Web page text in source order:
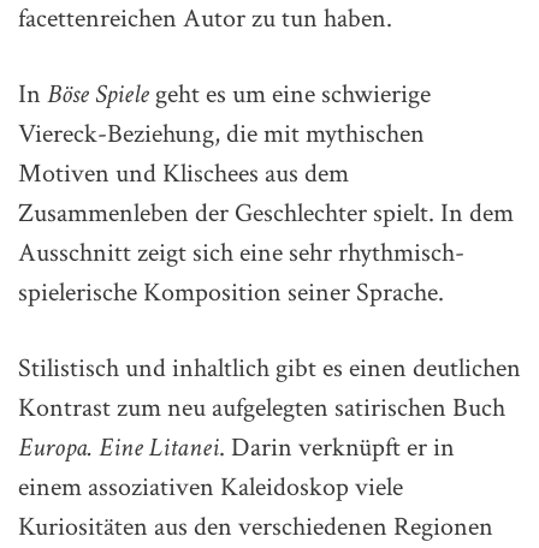
facettenreichen Autor zu tun haben.
In Böse Spiele geht es um eine schwierige
Viereck-Beziehung, die mit mythischen
Motiven und Klischees aus dem
Zusammenleben der Geschlechter spielt. In dem
Ausschnitt zeigt sich eine sehr rhythmisch-
spielerische Komposition seiner Sprache.
Stilistisch und inhaltlich gibt es einen deutlichen
Kontrast zum neu aufgelegten satirischen Buch
Europa. Eine Litanei. Darin verknüpft er in
einem assoziativen Kaleidoskop viele
Kuriositäten aus den verschiedenen Regionen